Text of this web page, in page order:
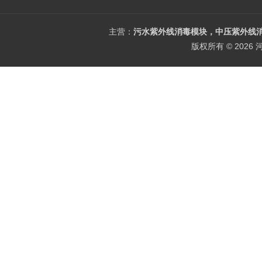
主营： 污水紫外线消毒模块，中压紫外线
版权所有 © 2026